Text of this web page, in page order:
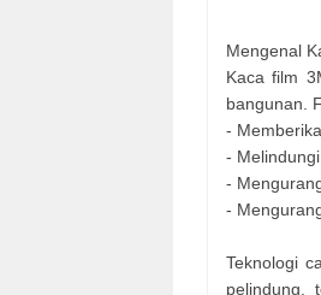
Mengenal
Kaca film
bangunan.
-
-
-
-
Teknologi
pelindung,